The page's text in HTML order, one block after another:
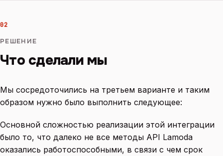
02
РЕШЕНИЕ
Что сделали мы
Мы сосредоточились на третьем варианте и таким
образом нужно было выполнить следующее:
Основной сложностью реализации этой интеграции
было то, что далеко не все методы API Lamoda
оказались работоспособными, в связи с чем срок